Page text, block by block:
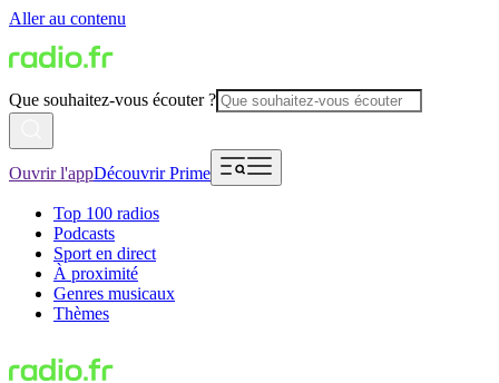
Aller au contenu
Que souhaitez-vous écouter ?
Ouvrir l'appDécouvrir Prime
Top 100 radios
Podcasts
Sport en direct
À proximité
Genres musicaux
Thèmes